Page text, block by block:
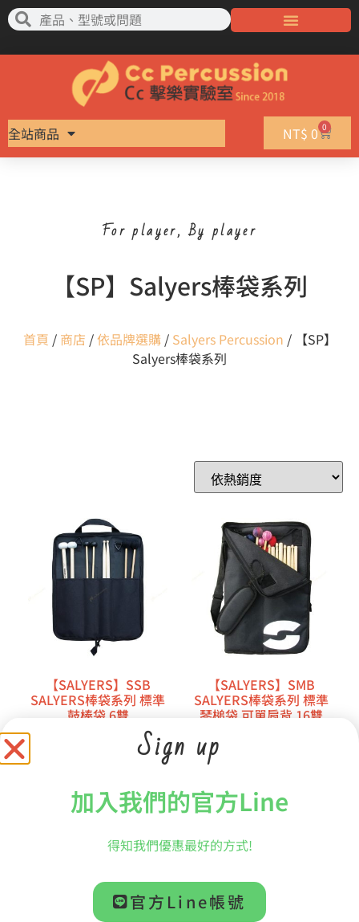
全站商品 NT$ 0 0
For player, By player
【SP】Salyers棒袋系列
首頁 / 商店 /依品牌選購/ Salyers Percussion / 【SP】
Salyers棒袋系列
【SALYERS】SSB
SALYERS棒袋系列 標準
鼓棒袋 6雙
1,099
【SALYERS】SMB
SALYERS棒袋系列 標準
琴槌袋 可單肩背 16雙
NT$
Sign up
加入我們的官方Line
得知我們優惠最好的方式!
官方Line帳號